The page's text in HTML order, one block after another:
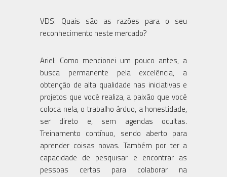
VDS: Quais são as razões para o seu
reconhecimento neste mercado?
Ariel: Como mencionei um pouco antes, a
busca permanente pela excelência, a
obtenção de alta qualidade nas iniciativas e
projetos que você realiza, a paixão que você
coloca nela, o trabalho árduo, a honestidade,
ser direto e, sem agendas ocultas.
Treinamento contínuo, sendo aberto para
aprender coisas novas. Também por ter a
capacidade de pesquisar e encontrar as
pessoas certas para colaborar na